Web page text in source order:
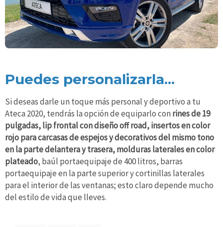
Puedes personalizarla...
Si deseas darle un toque más personal y deportivo a tu
Ateca 2020, tendrás la opción de equiparlo con rines de 19
pulgadas, lip frontal con diseño off road, insertos en color
rojo para carcasas de espejos y decorativos del mismo tono
en la parte delantera y trasera, molduras laterales en color
plateado, baúl portaequipaje de 400 litros, barras
portaequipaje en la parte superior y cortinillas laterales
para el interior de las ventanas; esto claro depende mucho
del estilo de vida que lleves.